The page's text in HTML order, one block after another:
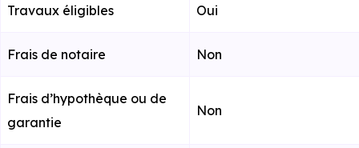
Travaux éligibles Oui
Frais de notaire Non
Frais d’hypothèque ou de
garantie
Non